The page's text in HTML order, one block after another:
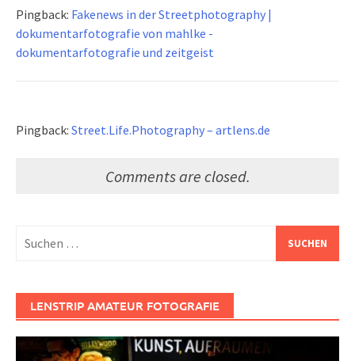
Pingback: Fakenews in der Streetphotography |
dokumentarfotografie von mahlke -
dokumentarfotografie und zeitgeist
Pingback: Street.Life.Photography – artlens.de
Comments are closed.
nach:
LENSTRIP AMATEUR FOTOGRAFIE